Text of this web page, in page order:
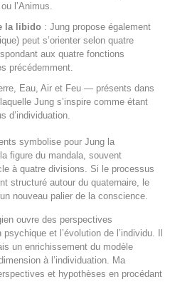
l’Animus.
la libido : Jung propose également
peut s’orienter selon quatre
aux quatre fonctions
précédemment.
Eau, Air et Feu — présents dans
Jung s’inspire comme étant
d’individuation.
symbolise pour Jung la
figure du mandala, souvent
à quatre divisions. Si le processus
structuré autour du quaternaire, le
nouveau palier de la conscience.
ouvre des perspectives
et l’évolution de l’individu. Il
un enrichissement du modèle
à l’individuation. Ma
et hypothèses en procédant